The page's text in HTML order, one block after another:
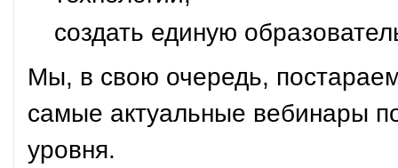
создать единую
Мы, в свою очередь,
самые актуальные вебинары
уровня.